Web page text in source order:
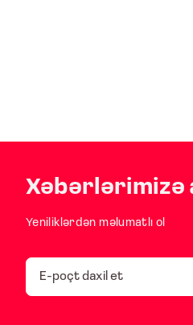
Xəbərlərimizə
Yeniliklərdən məlumatlı ol